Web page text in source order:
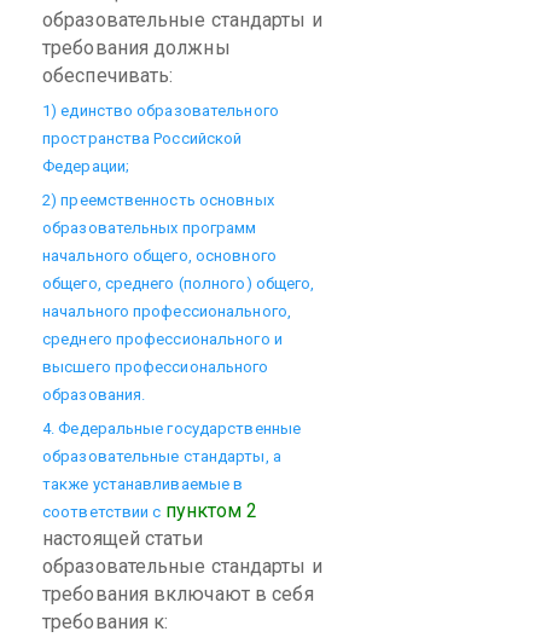
образовательные стандарты и
требования должны
обеспечивать:
1) единство образовательного
пространства Российской
Федерации;
2) преемственность основных
образовательных программ
начального общего, основного
общего, среднего (полного) общего,
начального профессионального,
среднего профессионального и
высшего профессионального
образования.
4. Федеральные государственные
образовательные стандарты, а
также устанавливаемые в
соответствии с пунктом 2
настоящей статьи
образовательные стандарты и
требования включают в себя
требования к: